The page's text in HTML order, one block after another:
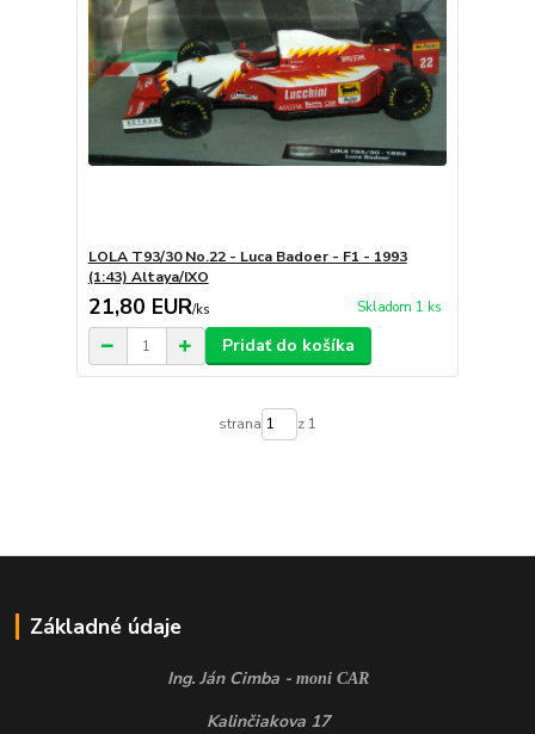
LOLA T93/30 No.22 - Luca Badoer - F1 - 1993
(1:43) Altaya/IXO
21,80 EUR/ks Skladom 1 ks
Pridať do košíka
strana z 1
Základné údaje
Ing. Ján Cimba - moni CAR
Kalinčiakova 17